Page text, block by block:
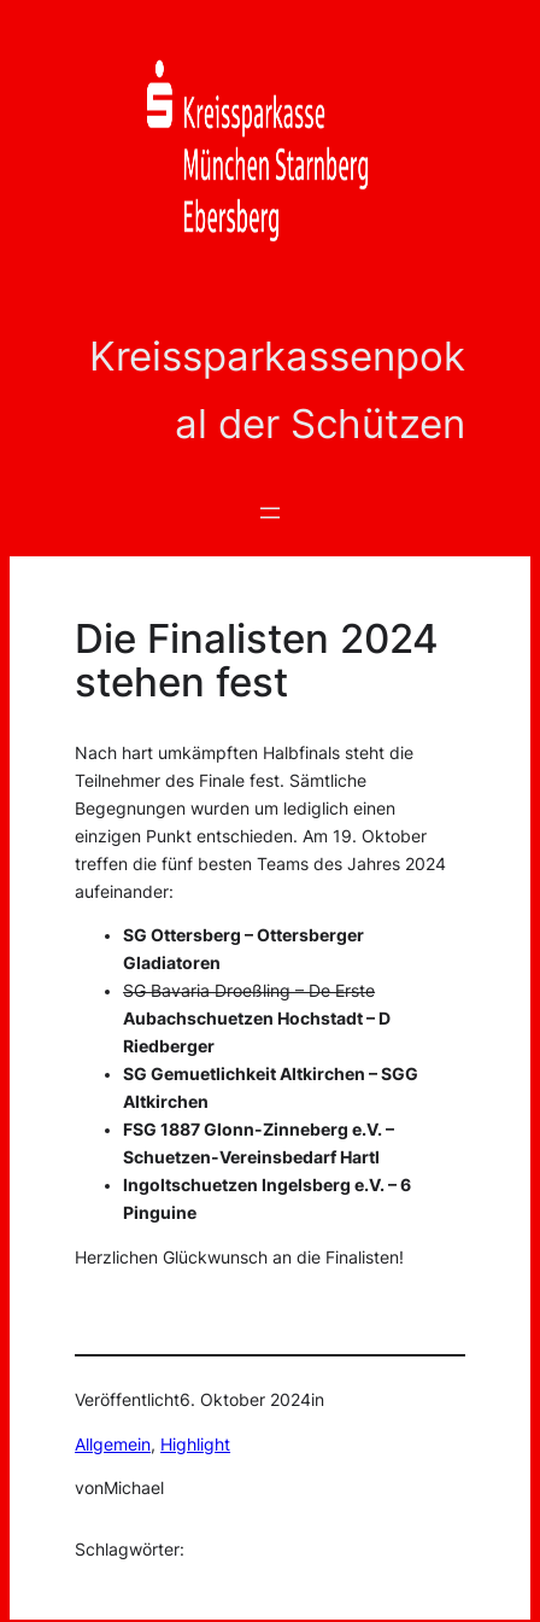
Kreissparkassenpok
al der Schützen
Die Finalisten 2024
stehen fest
Nach hart umkämpften Halbfinals steht die
Teilnehmer des Finale fest. Sämtliche
Begegnungen wurden um lediglich einen
einzigen Punkt entschieden. Am 19. Oktober
treffen die fünf besten Teams des Jahres 2024
aufeinander:
SG Ottersberg – Ottersberger
Gladiatoren
SG Bavaria Droeßling – De Erste
Aubachschuetzen Hochstadt – D
Riedberger
SG Gemuetlichkeit Altkirchen – SGG
Altkirchen
FSG 1887 Glonn-Zinneberg e.V. –
Schuetzen-Vereinsbedarf Hartl
Ingoltschuetzen Ingelsberg e.V. – 6
Pinguine
Herzlichen Glückwunsch an die Finalisten!
Veröffentlicht6. Oktober 2024in
Allgemein, Highlight
vonMichael
Schlagwörter: